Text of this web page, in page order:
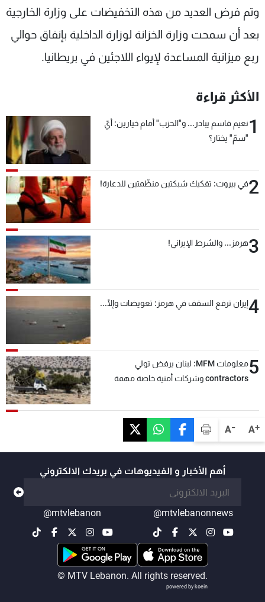
A+
A-
وتم فرض العديد من هذه التخفيضات على وزارة الخارجية
بعد أن سمحت وزارة الخزانة لوزارة الداخلية بإنفاق حوالي
ربع ميزانية المساعدة لإيواء اللاجئين في بريطانيا.
الأكثر قراءة
1نعيم قاسم يبادر... و"الحزب" أمام خيارين: أيّ
"سمّ" يختار؟
2في بيروت: تفكيك شبكتين منظّمتين للدعارة!
3هرمز... والشرط الإيراني!
4إيران ترفع السقف في هرمز: تعويضات وإلّا...
5
معلومات MFM: لبنان يرفض تولي
contractors وشركات أمنية خاصة مهمة
أهم الأخبار و الفيديوهات في بريدك الالكتروني
@mtvlebanonnews
@mtvlebanon
© MTV Lebanon. All rights reserved.
powered by koein